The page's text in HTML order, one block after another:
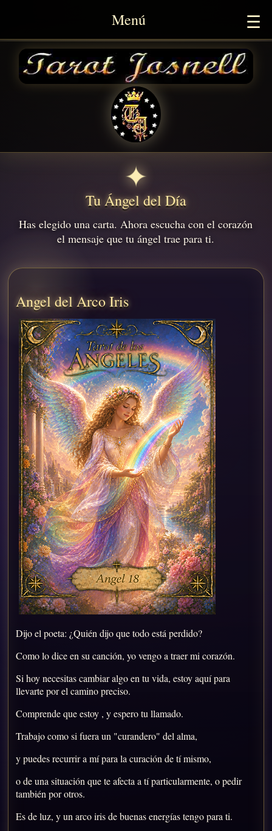
Menú ☰
Tu Ángel del Día
Has elegido una carta. Ahora escucha con el corazón
el mensaje que tu ángel trae para ti.
Angel del Arco Iris
Dijo el poeta: ¿Quién dijo que todo está perdido?
Como lo dice en su canción, yo vengo a traer mi corazón.
Si hoy necesitas cambiar algo en tu vida, estoy aquí para
llevarte por el camino preciso.
Comprende que estoy , y espero tu llamado.
Trabajo como si fuera un "curandero" del alma,
y puedes recurrir a mí para la curación de tí mismo,
o de una situación que te afecta a tí particularmente, o pedir
también por otros.
Es de luz, y un arco iris de buenas energías tengo para ti.